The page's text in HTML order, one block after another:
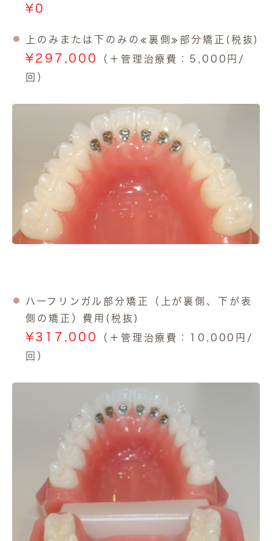
¥0
上のみまたは下のみの≪裏側≫部分矯正(税抜)
¥297,000
（＋管理治療費：5,000円/
回）
ハーフリンガル部分矯正（上が裏側、下が表
側の矯正）費用(税抜)
¥317,000
（＋管理治療費：10,000円/
回）